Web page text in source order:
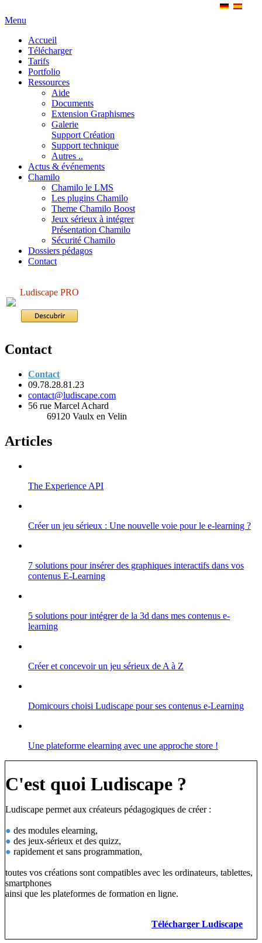
Menu
Accueil
Télécharger
Tarifs
Portfolio
Ressources
Aide
Documents
Extension Graphismes
Galerie
Support Création
Support technique
Autres ..
Actus & événements
Chamilo
Chamilo le LMS
Les plugins Chamilo
Theme Chamilo Boost
Jeux sérieux à intégrer
Présentation Chamilo
Sécurité Chamilo
Dossiers pédagos
Contact
Ludiscape PRO
Contact
Contact
09.78.28.81.23
contact@ludiscape.com
56 rue Marcel Achard
69120 Vaulx en Velin
Articles
The Experience API
Créer un jeu sérieux : Une nouvelle voie pour le e-learning ?
7 solutions pour insérer des graphiques interactifs dans vos
contenus E-Learning
5 solutions pour intégrer de la 3d dans mes contenus e-
learning
Créer et concevoir un jeu sérieux de A à Z
Domicours choisi Ludiscape pour ses contenus e-Learning
Une plateforme elearning avec une approche store !
C'est quoi Ludiscape ?
Ludiscape permet aux créateurs pédagogiques de créer :
● des modules elearning,
● des jeux-sérieux et des quizz,
● rapidement et sans programmation,
toutes vos créations sont compatibles avec les ordinateurs, tablettes,
smartphones
ainsi que les plateformes de formation en ligne.
Télécharger Ludiscape